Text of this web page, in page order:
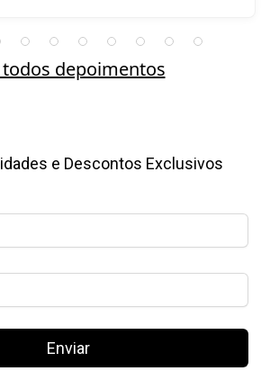
depoimentos
e Descontos Exclusivos
Enviar